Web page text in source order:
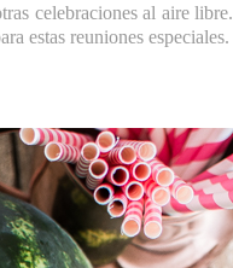
celebraciones al aire libre.
estas reuniones especiales.